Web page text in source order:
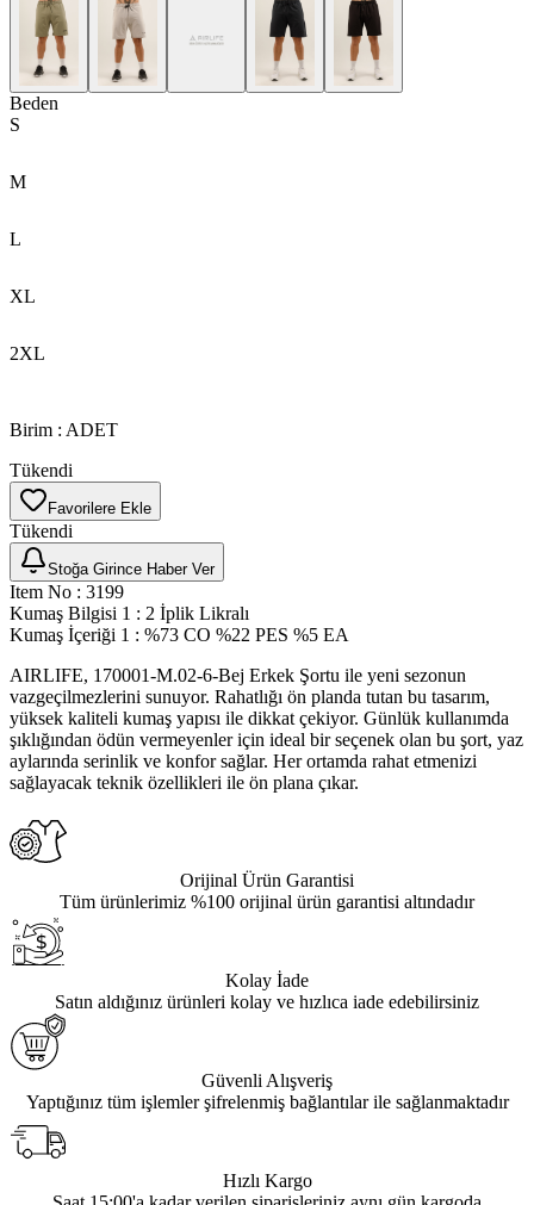
Beden
S
M
L
XL
2XL
Birim : ADET
Tükendi
Favorilere Ekle
Tükendi
Stoğa Girince Haber Ver
Item No : 3199
Kumaş Bilgisi 1 : 2 İplik Likralı
Kumaş İçeriği 1 : %73 CO %22 PES %5 EA
AIRLIFE, 170001-M.02-6-Bej Erkek Şortu ile yeni sezonun
vazgeçilmezlerini sunuyor. Rahatlığı ön planda tutan bu tasarım,
yüksek kaliteli kumaş yapısı ile dikkat çekiyor. Günlük kullanımda
şıklığından ödün vermeyenler için ideal bir seçenek olan bu şort, yaz
aylarında serinlik ve konfor sağlar. Her ortamda rahat etmenizi
sağlayacak teknik özellikleri ile ön plana çıkar.
Orijinal Ürün Garantisi
Tüm ürünlerimiz %100 orijinal ürün garantisi altındadır
Kolay İade
Satın aldığınız ürünleri kolay ve hızlıca iade edebilirsiniz
Güvenli Alışveriş
Yaptığınız tüm işlemler şifrelenmiş bağlantılar ile sağlanmaktadır
Hızlı Kargo